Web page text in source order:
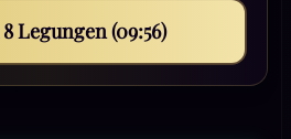
Legungen (09:51)